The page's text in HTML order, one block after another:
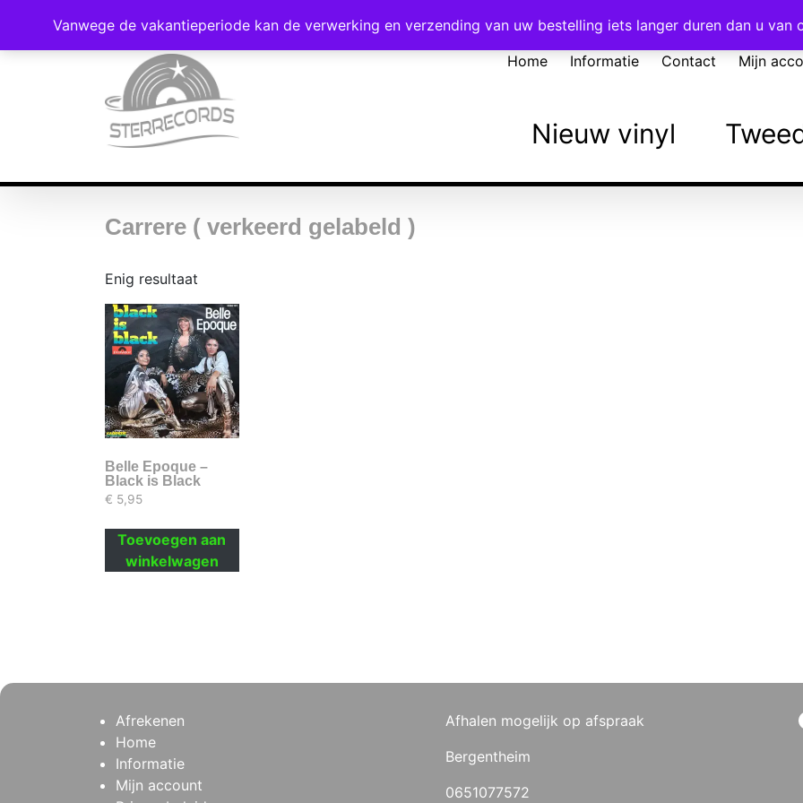
Voor 16:00 besteld = vandaag verzonden!
Home Informatie Contact Mijn
Nieuw vinyl
Carrere ( verkeerd gelabeld )
Enig resultaat
Belle Epoque –
Black is Black
€ 5,95
Toevoegen aan
winkelwagen
Afrekenen
Home
Informatie
Mijn account
Afhalen mogelijk op afspraak
Bergentheim
0651077572
Vanwege de vakantieperiode kan de verwerking en verzending van uw bestelling iets langer duren dan u